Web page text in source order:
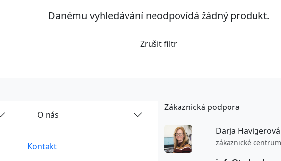
Danému vyhledávání neodpovídá žádný produkt.
Zrušit filtr
O nás
Kontakt
Zákaznická podpora
Darja Havigerová
zákaznické centrum